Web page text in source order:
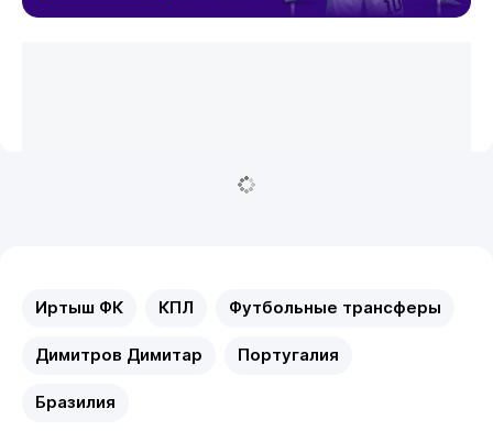
Иртыш ФК КПЛ Футбольные трансферы
Димитров Димитар Португалия
Бразилия